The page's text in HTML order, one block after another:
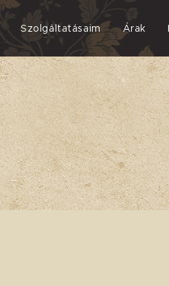
Szolgáltatásaim Árak